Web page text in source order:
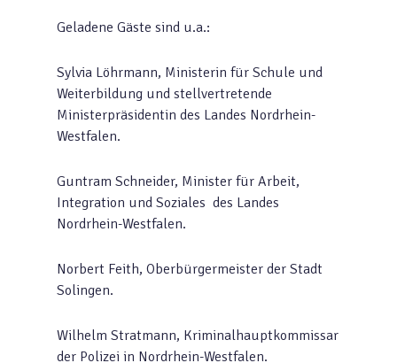
Geladene Gäste sind u.a.:
Sylvia Löhrmann, Ministerin für Schule und
Weiterbildung und stellvertretende
Ministerpräsidentin des Landes Nordrhein-
Westfalen.
Guntram Schneider, Minister für Arbeit,
Integration und Soziales des Landes
Nordrhein-Westfalen.
Norbert Feith, Oberbürgermeister der Stadt
Solingen.
Wilhelm Stratmann, Kriminalhauptkommissar
der Polizei in Nordrhein-Westfalen.